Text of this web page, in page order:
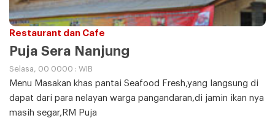
Restaurant dan Cafe
Puja Sera Nanjung
Selasa, 00 0000 : WIB
Menu Masakan khas pantai Seafood Fresh,yang langsung di
dapat dari para nelayan warga pangandaran,di jamin ikan nya
masih segar,RM Puja